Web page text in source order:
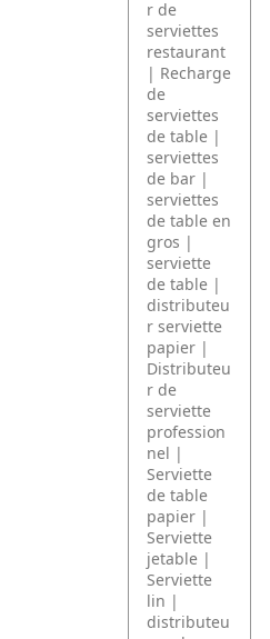
r de
serviettes
restaurant
| Recharge
de
serviettes
de table |
serviettes
de bar |
serviettes
de table en
gros |
serviette
de table |
distributeu
r serviette
papier |
Distributeu
r de
serviette
profession
nel |
Serviette
de table
papier |
Serviette
jetable |
Serviette
lin |
distributeu